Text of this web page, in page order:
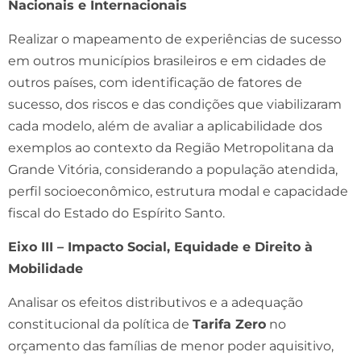
Nacionais e Internacionais
Realizar o mapeamento de experiências de sucesso
em outros municípios brasileiros e em cidades de
outros países, com identificação de fatores de
sucesso, dos riscos e das condições que viabilizaram
cada modelo, além de avaliar a aplicabilidade dos
exemplos ao contexto da Região Metropolitana da
Grande Vitória, considerando a população atendida,
perfil socioeconômico, estrutura modal e capacidade
fiscal do Estado do Espírito Santo.
Eixo III – Impacto Social, Equidade e Direito à
Mobilidade
Analisar os efeitos distributivos e a adequação
constitucional da política de Tarifa Zero no
orçamento das famílias de menor poder aquisitivo,